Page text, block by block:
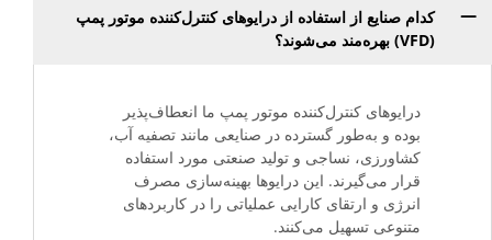
کدام صنایع از استفاده از درایوهای کنترل‌کننده موتور پمپ
(VFD) بهره‌مند می‌شوند؟
درایوهای کنترل‌کننده موتور پمپ ما انعطاف‌پذیر
بوده و به‌طور گسترده در صنایعی مانند تصفیه آب،
کشاورزی، نساجی و تولید صنعتی مورد استفاده
قرار می‌گیرند. این درایوها بهینه‌سازی مصرف
انرژی و ارتقای کارایی عملیاتی را در کاربردهای
متنوعی تسهیل می‌کنند.